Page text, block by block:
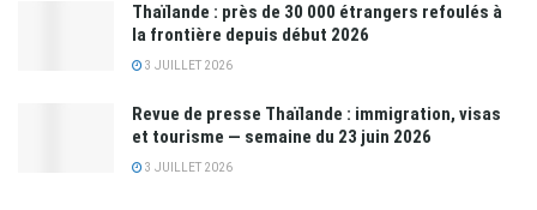
Thaïlande : près de 30 000 étrangers refoulés à
la frontière depuis début 2026
3 JUILLET 2026
Revue de presse Thaïlande : immigration, visas
et tourisme — semaine du 23 juin 2026
3 JUILLET 2026